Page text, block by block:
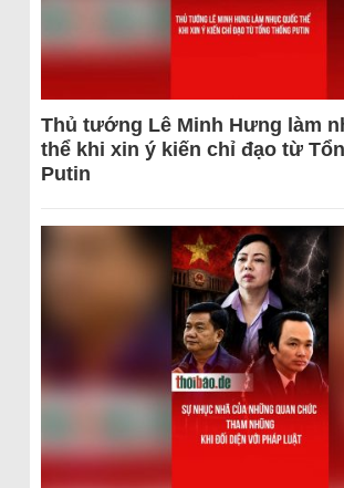
Thủ tướng Lê Minh Hưng làm
thể khi xin ý kiến chỉ đạo từ
Putin